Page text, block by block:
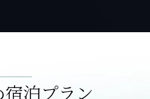
泊プラン